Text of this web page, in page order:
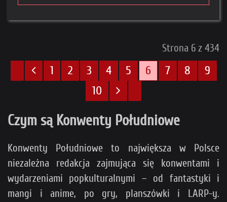
Strona 6 z 434
1 2 3 4 5 6 7 8
9
10
Czym są Konwenty Południowe
Konwenty Południowe to największa w Polsce
niezależna redakcja zajmująca się konwentami i
wydarzeniami popkulturalnymi – od fantastyki i
mangi i anime, po gry, planszówki i LARP-y.